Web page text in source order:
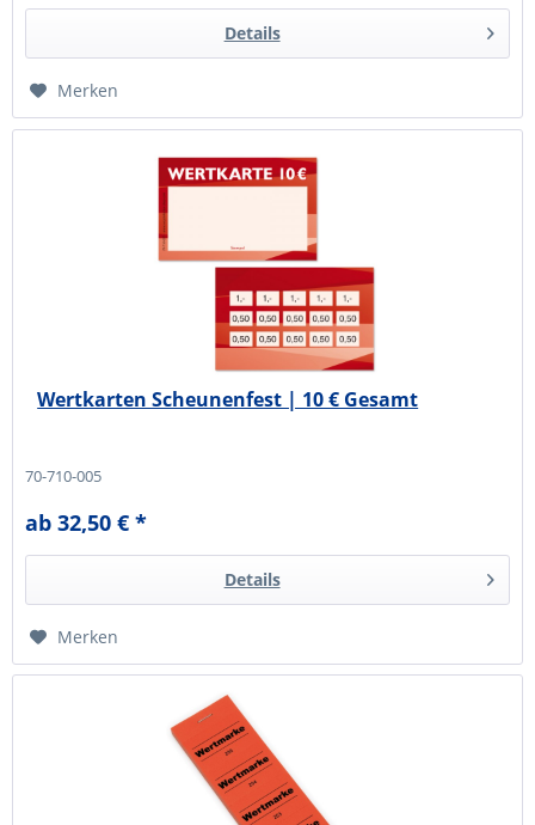
Details
Merken
Wertkarten Scheunenfest | 10 € Gesamt
70-710-005
ab 32,50 € *
Details
Merken